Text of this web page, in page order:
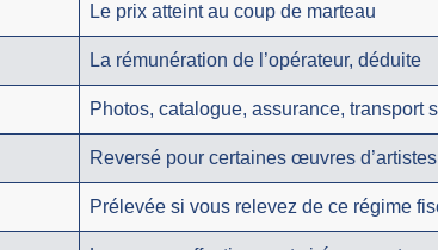
Le prix atteint au coup de marteau
La rémunération de l’opérateur, déduite
Photos, catalogue, assurance, transport
Reversé pour certaines œuvres
Prélevée si vous relevez de ce régime